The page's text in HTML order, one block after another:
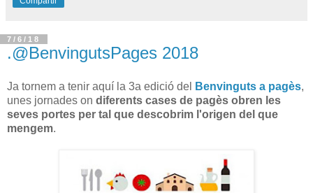
7/6/18
.@BenvingutsPages 2018
Ja tornem a tenir aquí la 3a edició del Benvinguts a pagès,
unes jornades on diferents cases de pagès obren les
seves portes per tal que descobrim l'origen del que
mengem.